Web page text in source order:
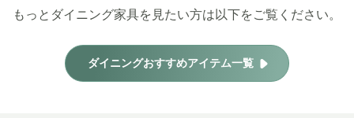
もっとダイニング家具を見たい方は以下をご覧ください。
ダイニングおすすめアイテム一覧